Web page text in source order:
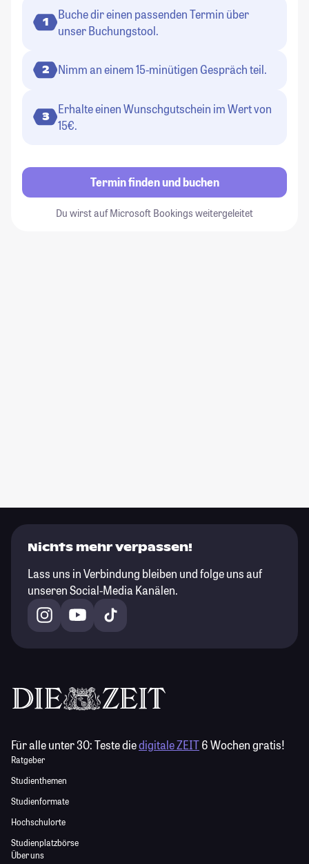
1
Buche dir einen passenden Termin über
unser Buchungstool.
2 Nimm an einem 15-minütigen Gespräch teil.
3
Erhalte einen Wunschgutschein im Wert von
15€.
Termin finden und buchen
Du wirst auf Microsoft Bookings weitergeleitet
Nichts mehr verpassen!
Lass uns in Verbindung bleiben und folge uns auf
unseren Social-Media Kanälen.
Für alle unter 30:Teste diedigitale ZEIT6 Wochen gratis!
Ratgeber
Studienthemen
Studienformate
Hochschulorte
Studienplatzbörse
Über uns